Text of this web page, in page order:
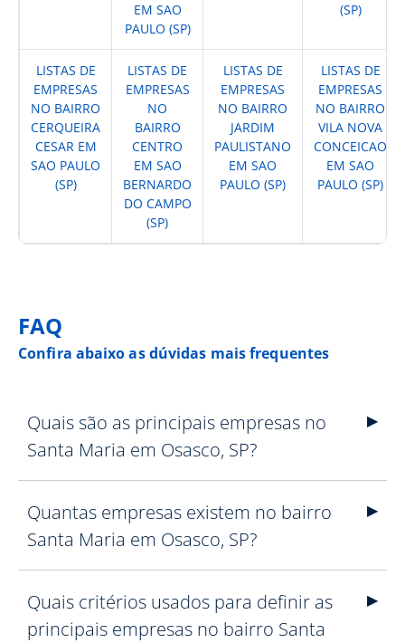
EM SAO
PAULO (SP)
(SP)
LISTAS DE
EMPRESAS
NO BAIRRO
CERQUEIRA
CESAR EM
SAO PAULO
(SP)
LISTAS DE
EMPRESAS
NO
BAIRRO
CENTRO
EM SAO
BERNARDO
DO CAMPO
(SP)
LISTAS DE
EMPRESAS
NO BAIRRO
JARDIM
PAULISTANO
EM SAO
PAULO (SP)
LISTAS DE
EMPRESAS
NO BAIRRO
VILA NOVA
CONCEICAO
EM SAO
PAULO (SP)
FAQ
Confira abaixo as dúvidas mais frequentes
Quais são as principais empresas no
Santa Maria em Osasco, SP?
Quantas empresas existem no bairro
Santa Maria em Osasco, SP?
Quais critérios usados para definir as
principais empresas no bairro Santa